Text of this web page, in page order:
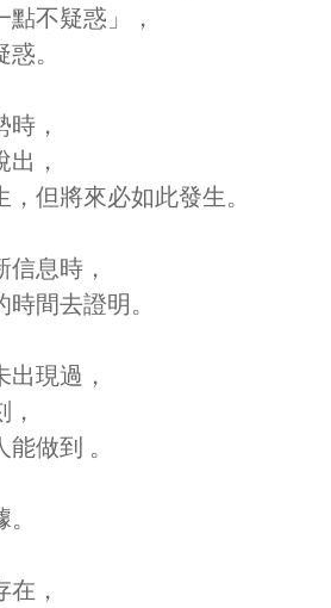
不疑惑」，
。
，
，
但將來必如此發生。
息時，
間去證明。
現過，
做到 。
，